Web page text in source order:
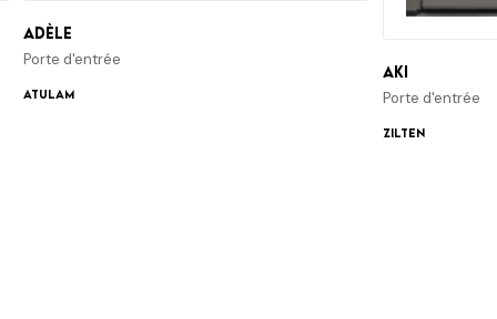
Adèle
Porte d'entrée
ATULAM
Aki
Porte d'entrée
Zilten